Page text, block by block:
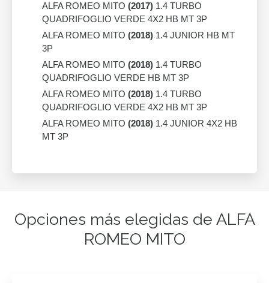
ALFA ROMEO MITO (2017) 1.4 TURBO
QUADRIFOGLIO VERDE 4X2 HB MT 3P
ALFA ROMEO MITO (2018) 1.4 JUNIOR HB MT
3P
ALFA ROMEO MITO (2018) 1.4 TURBO
QUADRIFOGLIO VERDE HB MT 3P
ALFA ROMEO MITO (2018) 1.4 TURBO
QUADRIFOGLIO VERDE 4X2 HB MT 3P
ALFA ROMEO MITO (2018) 1.4 JUNIOR 4X2 HB
MT 3P
Opciones más elegidas de ALFA
ROMEO MITO